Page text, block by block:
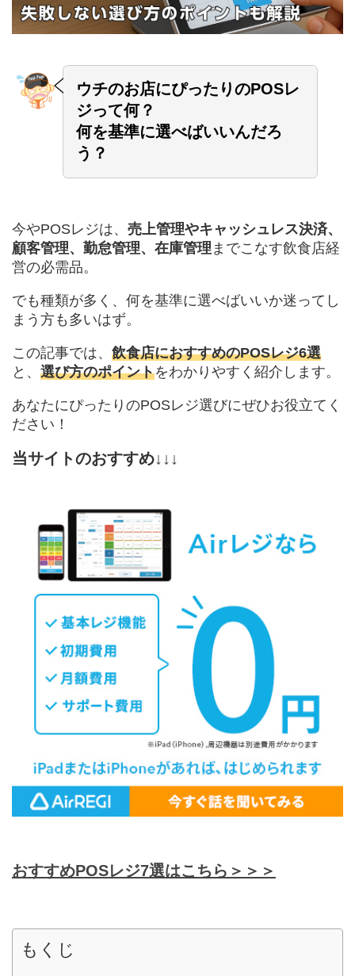
ウチのお店にぴったりのPOSレ
ジって何？
何を基準に選べばいいんだろ
う？
今やPOSレジは、 売上管理やキャッシュレス決済、
顧客管理、勤怠管理、在庫管理 までこなす飲食店経
営の必需品。
でも種類が多く、何を基準に選べばいいか迷ってし
まう方も多いはず。
この記事では、 飲食店におすすめのPOSレジ6選
と、 選び方のポイントをわかりやすく紹介します。
あなたにぴったりのPOSレジ選びにぜひお役立てく
ださい！
当サイトのおすすめ↓↓↓
おすすめPOSレジ7選はこちら＞＞＞
もくじ